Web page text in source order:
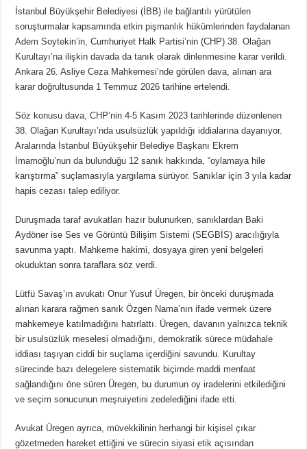
İstanbul Büyükşehir Belediyesi (İBB) ile bağlantılı yürütülen
soruşturmalar kapsamında etkin pişmanlık hükümlerinden faydalanan
Adem Soytekin’in, Cumhuriyet Halk Partisi’nin (CHP) 38. Olağan
Kurultayı’na ilişkin davada da tanık olarak dinlenmesine karar verildi.
Ankara 26. Asliye Ceza Mahkemesi’nde görülen dava, alınan ara
karar doğrultusunda 1 Temmuz 2026 tarihine ertelendi.
Söz konusu dava, CHP’nin 4-5 Kasım 2023 tarihlerinde düzenlenen
38. Olağan Kurultayı’nda usulsüzlük yapıldığı iddialarına dayanıyor.
Aralarında İstanbul Büyükşehir Belediye Başkanı Ekrem
İmamoğlu’nun da bulunduğu 12 sanık hakkında, “oylamaya hile
karıştırma” suçlamasıyla yargılama sürüyor. Sanıklar için 3 yıla kadar
hapis cezası talep ediliyor.
Duruşmada taraf avukatları hazır bulunurken, sanıklardan Baki
Aydöner ise Ses ve Görüntü Bilişim Sistemi (SEGBİS) aracılığıyla
savunma yaptı. Mahkeme hakimi, dosyaya giren yeni belgeleri
okuduktan sonra taraflara söz verdi.
Lütfü Savaş’ın avukatı Onur Yusuf Üregen, bir önceki duruşmada
alınan karara rağmen sanık Özgen Nama’nın ifade vermek üzere
mahkemeye katılmadığını hatırlattı. Üregen, davanın yalnızca teknik
bir usulsüzlük meselesi olmadığını, demokratik sürece müdahale
iddiası taşıyan ciddi bir suçlama içerdiğini savundu. Kurultay
sürecinde bazı delegelere sistematik biçimde maddi menfaat
sağlandığını öne süren Üregen, bu durumun oy iradelerini etkilediğini
ve seçim sonucunun meşruiyetini zedelediğini ifade etti.
Avukat Üregen ayrıca, müvekkilinin herhangi bir kişisel çıkar
gözetmeden hareket ettiğini ve sürecin siyasi etik açısından